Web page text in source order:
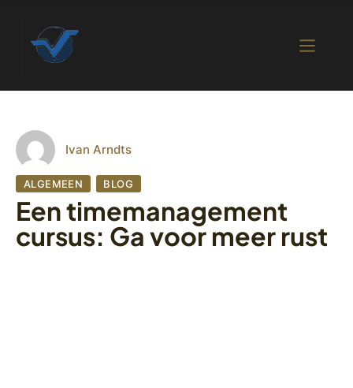
Ivan Arndts
ALGEMEEN BLOG
Een timemanagement
cursus: Ga voor meer rust